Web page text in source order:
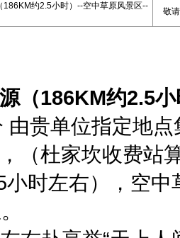
约2.5小时）--空中草原风景区--
敬
（186KM约2.5
由贵单位指定地
（杜家坎收费站
小时左右），空